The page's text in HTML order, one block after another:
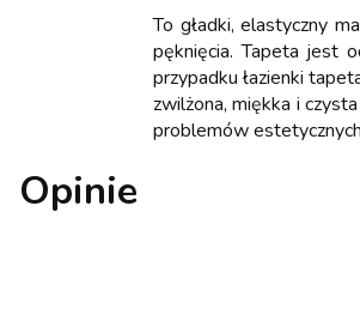
To gładki, elastyczny
pęknięcia. Tapeta jest
przypadku łazienki
zwilżona, miękka i
problemów
Opinie